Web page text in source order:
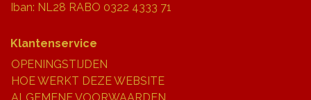
Iban: NL28 RABO 0322 4333 71
Klantenservice
OPENINGSTIJDEN
HOE WERKT DEZE WEBSITE